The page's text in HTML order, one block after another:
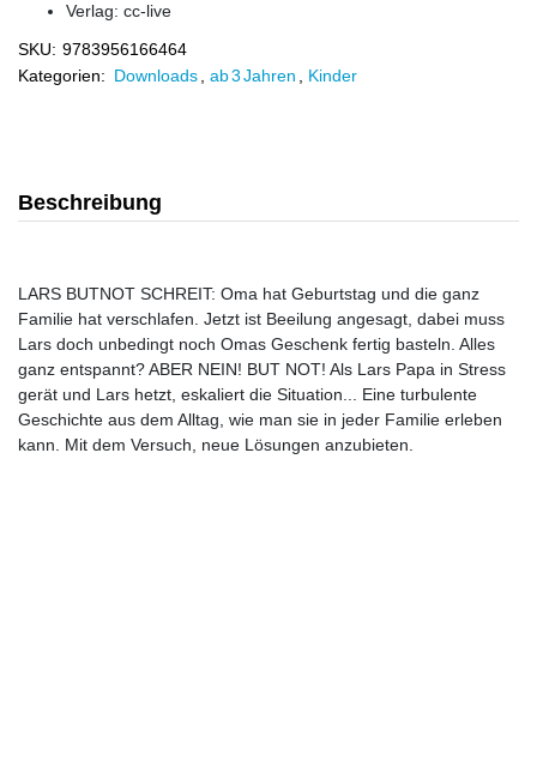
Verlag: cc-live
SKU: 9783956166464
Kategorien: Downloads ab 3 Jahren Kinder
Beschreibung
LARS BUTNOT SCHREIT: Oma hat Geburtstag und die ganz
Familie hat verschlafen. Jetzt ist Beeilung angesagt, dabei muss
Lars doch unbedingt noch Omas Geschenk fertig basteln. Alles
ganz entspannt? ABER NEIN! BUT NOT! Als Lars Papa in Stress
gerät und Lars hetzt, eskaliert die Situation... Eine turbulente
Geschichte aus dem Alltag, wie man sie in jeder Familie erleben
kann. Mit dem Versuch, neue Lösungen anzubieten.